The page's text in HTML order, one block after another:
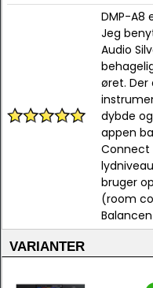
DMP-A8
Jeg
Audio
øret. Der
dybde
appen
Connect
bruger
(room
VARIANTER